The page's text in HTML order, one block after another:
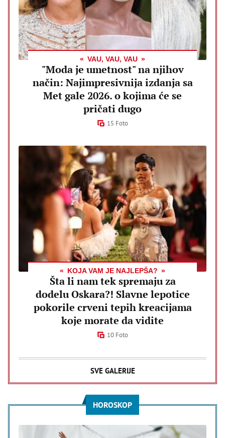
VAU, VAU, VAU
"Moda je umetnost" na njihov
način: Najimpresivnija izdanja sa
Met gale 2026. o kojima će se
pričati dugo
15 Foto
KOJA VAM JE NAJLEPŠA?
Šta li nam tek spremaju za
dodelu Oskara?! Slavne lepotice
pokorile crveni tepih kreacijama
koje morate da vidite
10 Foto
SVE GALERIJE
HOROSKOP